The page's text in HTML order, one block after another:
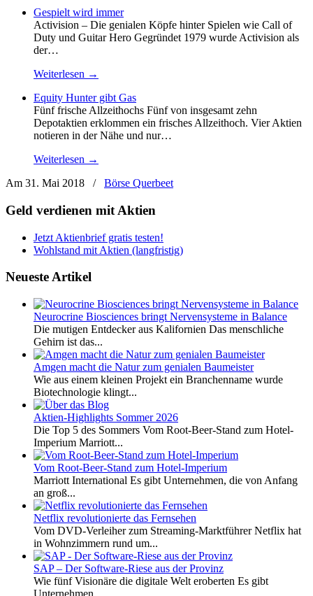
Gespielt wird immer
Activision – Die genialen Köpfe hinter Spielen wie Call of
Duty und Guitar Hero Gegründet 1979 wurde Activision als
der…
Weiterlesen →
Equity Hunter gibt Gas
Fünf frische Allzeithochs Fünf von insgesamt zehn
Depotaktien erklommen ein frisches Allzeithoch. Vier Aktien
notieren in der Nähe und nur…
Weiterlesen →
Am 31. Mai 2018
/ Börse Querbeet
Geld verdienen mit Aktien
Jetzt Aktienbrief gratis testen!
Wohlstand mit Aktien (langfristig)
Neueste Artikel
Neurocrine Biosciences bringt Nervensysteme in Balance
Die mutigen Entdecker aus Kalifornien Das menschliche
Gehirn ist das...
Amgen macht die Natur zum genialen Baumeister
Wie aus einem kleinen Projekt ein Branchenname wurde
Biotechnologie klingt...
Aktien-Highlights Sommer 2026
Die Top 5 des Sommers Vom Root-Beer-Stand zum Hotel-
Imperium Marriott...
Vom Root-Beer-Stand zum Hotel-Imperium
Marriott International Es gibt Unternehmen, die von Anfang
an groß...
Netflix revolutionierte das Fernsehen
Vom DVD-Verleiher zum Streaming-Marktführer Netflix hat
in Wohnzimmern rund um...
SAP – Der Software-Riese aus der Provinz
Wie fünf Visionäre die digitale Welt eroberten Es gibt